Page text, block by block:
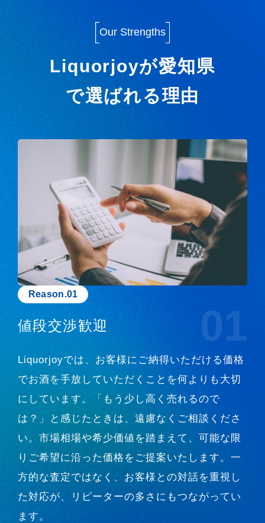
Our Strengths
Liquorjoyが愛知県
で選ばれる理由
Reason.01
値段交渉歓迎 01
Liquorjoyでは、お客様にご納得いただける価格
でお酒を手放していただくことを何よりも大切
にしています。「もう少し高く売れるので
は？」と感じたときは、遠慮なくご相談くださ
い。市場相場や希少価値を踏まえて、可能な限
りご希望に沿った価格をご提案いたします。一
方的な査定ではなく、お客様との対話を重視し
た対応が、リピーターの多さにもつながってい
ます。